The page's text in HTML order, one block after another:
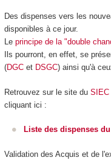
Des dispenses vers les
disponibles à ce jour.
Le principe de la "double
Ils pourront, en effet, se
(DGCet DSGC) ainsi qu'à
Retrouvez sur le site du SIEC
cliquant ici :
Liste des dispenses du
Validation des Acquis et de